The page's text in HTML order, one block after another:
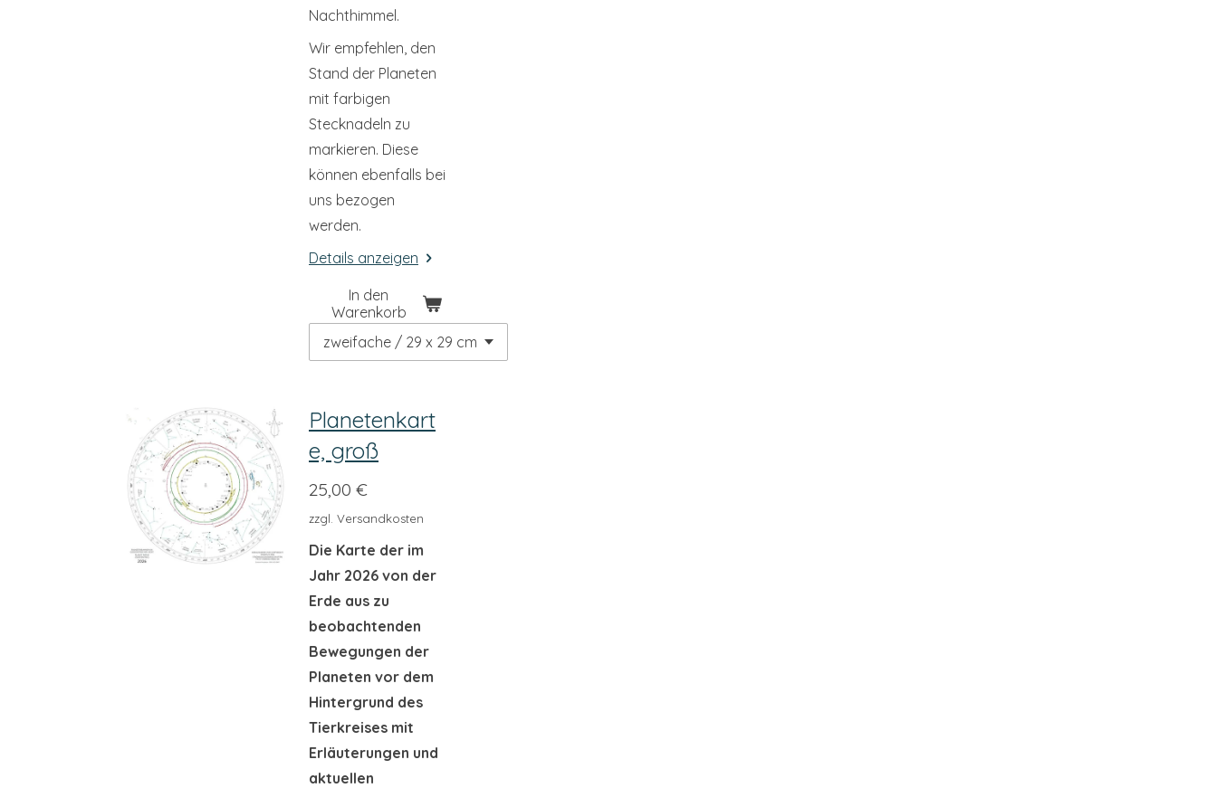
Nachthimmel.
Wir empfehlen, den
Stand der Planeten
mit farbigen
Stecknadeln zu
markieren. Diese
können ebenfalls bei
uns bezogen
werden.
Details anzeigen
In den
Warenkorb
Planetenkart
e, groß
25,00 €
zzgl. Versandkosten
Die Karte der im
Jahr 2026 von der
Erde aus zu
beobachtenden
Bewegungen der
Planeten vor dem
Hintergrund des
Tierkreises mit
Erläuterungen und
aktuellen